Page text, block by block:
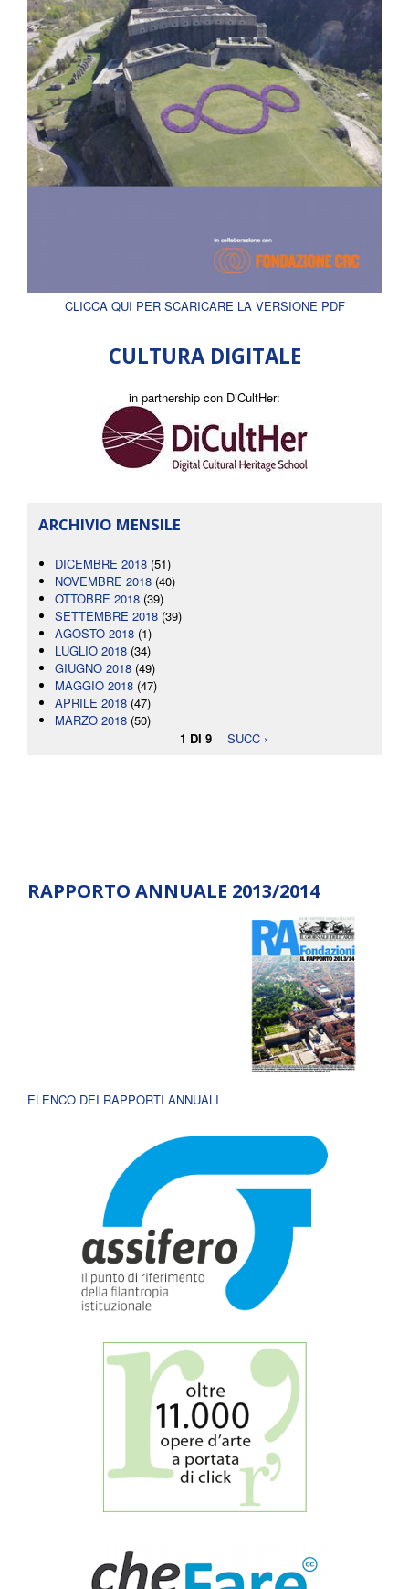
CLICCA QUI PER SCARICARE LA VERSIONE PDF
CULTURA DIGITALE
in partnership con DiCultHer:
ARCHIVIO MENSILE
DICEMBRE 2018 (51)
NOVEMBRE 2018 (40)
OTTOBRE 2018 (39)
SETTEMBRE 2018 (39)
AGOSTO 2018 (1)
LUGLIO 2018 (34)
GIUGNO 2018 (49)
MAGGIO 2018 (47)
APRILE 2018 (47)
MARZO 2018 (50)
1 DI 9
SUCC ›
RAPPORTO ANNUALE 2013/2014
ELENCO DEI RAPPORTI ANNUALI